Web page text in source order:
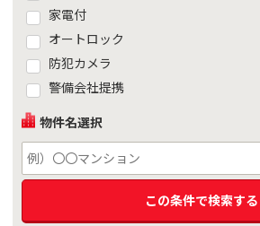
家電付
オートロック
防犯カメラ
警備会社提携
物件名選択